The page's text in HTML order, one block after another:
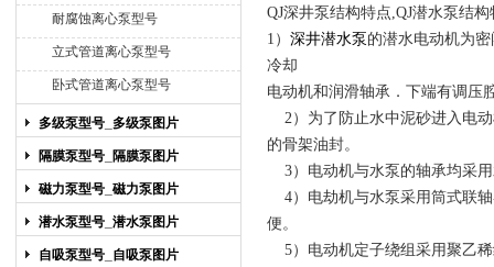
上海博禹泵业有限公司
耐腐蚀离心泵型号
立式管道离心泵型号
卧式管道离心泵型号
多级泵型号_多级泵图片
隔膜泵型号_隔膜泵图片
磁力泵型号_磁力泵图片
潜水泵型号_潜水泵图片
自吸泵型号_自吸泵图片
QJ深井泵结构特点,QJ潜水泵结构
1） 深井潜水泵 的潜水电动机为
冷却
电动机和润滑轴承．下端有调压
2）为了防止水中泥砂进入电
的骨架油封。
3）电动机与水泵的轴承均采
4）电劫机与水泵采用筒式联
便。
5）电动机定子绕组采用聚乙